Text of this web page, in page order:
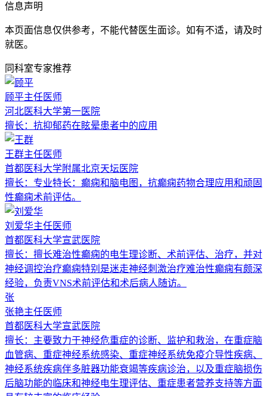
信息声明
本页面信息仅供参考，不能代替医生面诊。如有不适，请及时
就医。
同科室专家推荐
顾平主任医师
河北医科大学第一医院
擅长： 抗抑郁药在眩晕患者中的应用
王群主任医师
首都医科大学附属北京天坛医院
擅长： 专业特长：癫痫和脑电图，抗癫痫药物合理应用和顽固
性癫痫术前评估。
刘爱华主任医师
首都医科大学宣武医院
擅长： 擅长难治性癫痫的电生理诊断、术前评估、治疗，并对
神经调控治疗癫痫特别是迷走神经刺激治疗难治性癫痫有颇深
经验，负责VNS术前评估和术后病人随访。
张
张艳主任医师
首都医科大学宣武医院
擅长： 主要致力于神经危重症的诊断、监护和救治，在重症脑
血管病、重症神经系统感染、重症神经系统免疫介导性疾病、
神经系统疾病伴多脏器功能衰竭等疾病诊治，以及重症脑损伤
后脑功能的临床和神经电生理评估、重症患者营养支持等方面